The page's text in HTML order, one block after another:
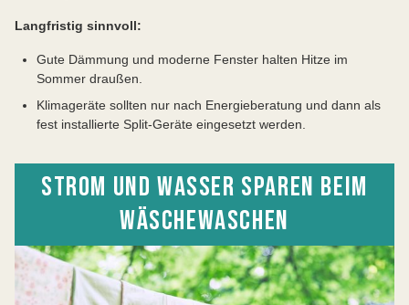
Langfristig sinnvoll:
Gute Dämmung und moderne Fenster halten Hitze im
Sommer draußen.
Klimageräte sollten nur nach Energieberatung und dann als
fest installierte Split-Geräte eingesetzt werden.
STROM UND WASSER SPAREN BEIM
WÄSCHEWASCHEN